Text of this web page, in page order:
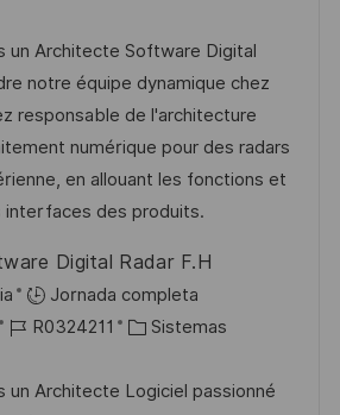
d
e
e
m
p
l
o
t
e
g
o
r
í
un Architecte Software Digital
notre équipe dynamique chez
responsable de l'architecture
numérique pour des radars
en allouant les fonctions et
interfaces des produits.
Digital Radar F.H
Jornada completa
I
d
R0324211
C
t
Sistemas
un Architecte Logiciel passionné